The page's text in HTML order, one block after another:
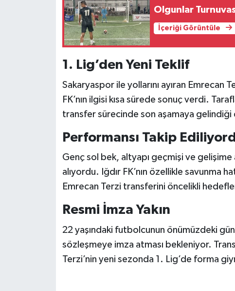
Olgunlar
İçeriği Görüntüle
1. Lig’den Yeni Teklif
Sakaryaspor ile yollarını ayıran Emrecan
FK’nın ilgisi kısa sürede sonuç verdi.
transfer sürecinde son aşamaya gelindiği
Performansı Takip
Genç sol bek, altyapı geçmişi ve gelişime
alıyordu. Iğdır FK’nın özellikle savunma
Emrecan Terzi transferini öncelikli
Resmi İmza Yakın
22 yaşındaki futbolcunun önümüzdeki
sözleşmeye imza atması bekleniyor.
Terzi’nin yeni sezonda 1. Lig’de forma